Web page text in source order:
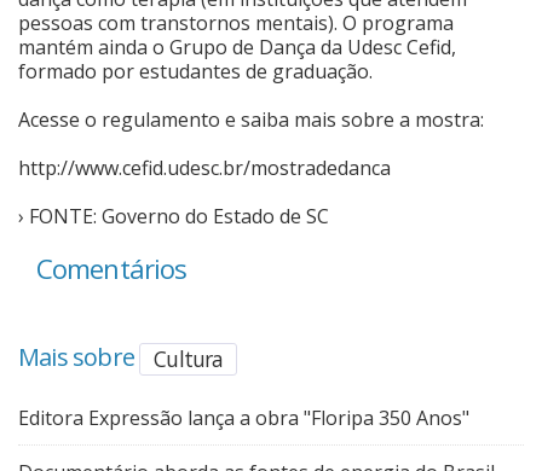
pessoas com transtornos mentais). O programa
mantém ainda o Grupo de Dança da Udesc Cefid,
formado por estudantes de graduação.
Acesse o regulamento e saiba mais sobre a mostra:
http://www.cefid.udesc.br/mostradedanca
› FONTE: Governo do Estado de SC
Comentários
Mais sobre Cultura
Editora Expressão lança a obra "Floripa 350 Anos"